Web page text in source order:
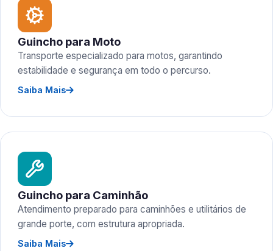
Guincho para Moto
Transporte especializado para motos, garantindo
estabilidade e segurança em todo o percurso.
Saiba Mais
Guincho para Caminhão
Atendimento preparado para caminhões e utilitários de
grande porte, com estrutura apropriada.
Saiba Mais